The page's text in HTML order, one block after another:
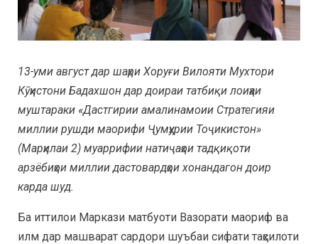
13-уми август дар шаҳри Хоруғи Вилояти Мухтори
Кӯҳистони Бадахшон дар доираи татбиқи лоиҳаи
муштараки «Дастгирии амалинамоии Стратегияи
миллии рушди маорифи Ҷумҳурии Тоҷикистон»
(Марҳилаи 2) муаррифии натиҷаҳои тадқиқоти
арзёбиҳои миллии дастовардҳои хонандагон доир
карда шуд.
Ба иттилои Маркази матбуоти Вазорати маориф ва
илм дар машварат сардори шуъбаи сифати таҳсилоти